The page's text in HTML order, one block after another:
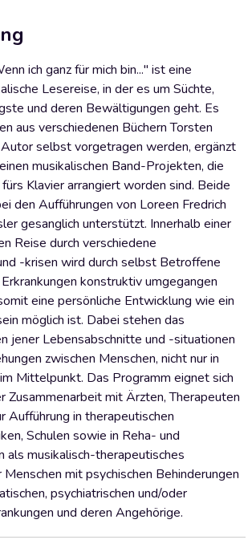
ich ganz für mich bin..." ist eine
Lesereise, in der es um Süchte,
und deren Bewältigungen geht. Es
aus verschiedenen Büchern Torsten
selbst vorgetragen werden, ergänzt
musikalischen Band-Projekten, die
Klavier arrangiert worden sind. Beide
den Aufführungen von Loreen Fredrich
gesanglich unterstützt. Innerhalb einer
Reise durch verschiedene
-krisen wird durch selbst Betroffene
konstruktiv umgegangen
eine persönliche Entwicklung wie ein
möglich ist. Dabei stehen das
jener Lebensabschnitte und -situationen
zwischen Menschen, nicht nur in
Mittelpunkt. Das Programm eignet sich
Zusammenarbeit mit Ärzten, Therapeuten
Aufführung in therapeutischen
Schulen sowie in Reha- und
als musikalisch-therapeutisches
mit psychischen Behinderungen
psychiatrischen und/oder
und deren Angehörige.